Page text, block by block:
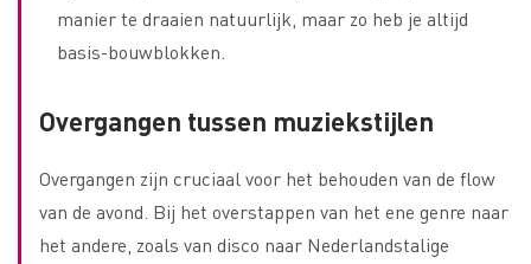
manier te draaien natuurlijk, maar zo heb je altijd
basis-bouwblokken.
Overgangen tussen muziekstijlen
Overgangen zijn cruciaal voor het behouden van de flow
van de avond. Bij het overstappen van het ene genre naar
het andere, zoals van disco naar Nederlandstalige